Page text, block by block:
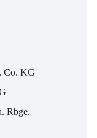
Co. KG
Rbge.